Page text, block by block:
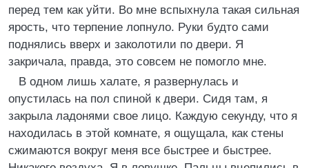
перед тем как уйти. Во мне вспыхнула такая сильная
ярость, что терпение лопнуло. Руки будто сами
поднялись вверх и заколотили по двери. Я
закричала, правда, это совсем не помогло мне.
В одном лишь халате, я развернулась и
опустилась на пол спиной к двери. Сидя там, я
закрыла ладонями свое лицо. Каждую секунду, что я
находилась в этой комнате, я ощущала, как стены
сжимаются вокруг меня все быстрее и быстрее.